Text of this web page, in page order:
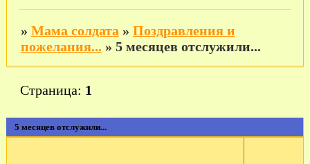
» Мама солдата » Поздравления и
пожелания... » 5 месяцев отслужили...
5 месяцев отслужили...
Страница: 1